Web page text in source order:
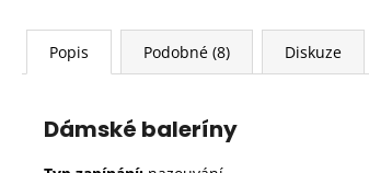
Popis Podobné (8) Diskuze
Dámské baleríny